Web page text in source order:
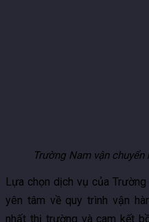
Trường Nam vận
Lựa chọn dịch vụ của
yên tâm về quy trình vận
nhất thị trường và cam kết